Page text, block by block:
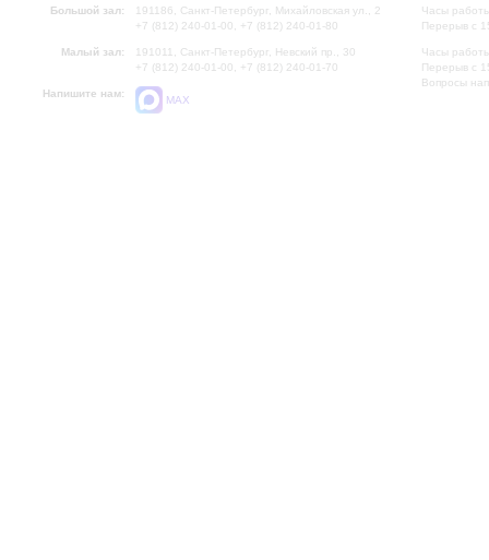
Большой зал:
191186, Санкт-Петербург, Михайловская ул., 2
+7 (812) 240-01-00, +7 (812) 240-01-80
Малый зал:
191011, Санкт-Петербург, Невский пр., 30
+7 (812) 240-01-00, +7 (812) 240-01-70
Напишите нам:
MAX
Часы
Перерыв с
Часы
Перерыв с
Вопросы